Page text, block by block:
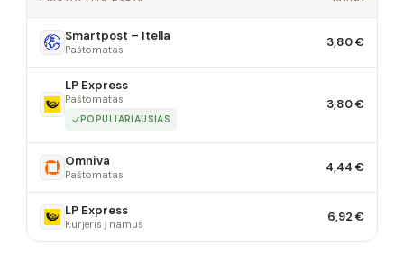
Smartpost – Itella
Paštomatas 3,80 €
LP Express
Paštomatas
POPULIARIAUSIAS
3,80 €
Omniva
Paštomatas 4,44 €
LP Express
Kurjeris į namus 6,92 €